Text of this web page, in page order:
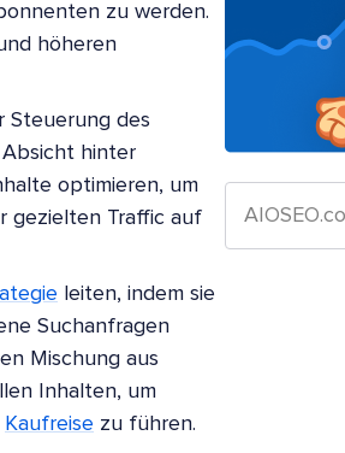
zu werden.
höheren
Steuerung des
Absicht hinter
optimieren, um
gezielten Traffic auf
leiten, indem sie
Suchanfragen
Mischung aus
Inhalten, um
Kaufreise zu führen.